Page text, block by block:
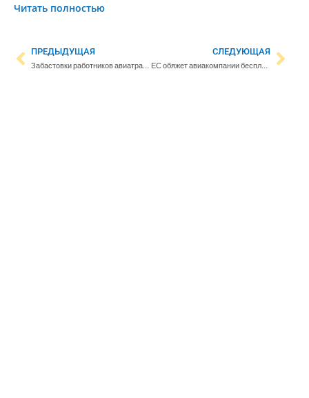
Читать полностью
ПРЕДЫДУЩАЯ
Забастовки работников авиатранспортной сферы продолжаются: переговоры не принесли результата
СЛЕДУЮЩАЯ
ЕС обяжет авиакомпании бесплатно принимать ручную кладь